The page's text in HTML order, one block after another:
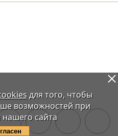
для того, чтобы
возможностей при
сайта